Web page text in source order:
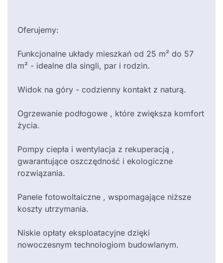
Oferujemy:
Funkcjonalne układy mieszkań od 25 m² do 57
m² - idealne dla singli, par i rodzin.
Widok na góry - codzienny kontakt z naturą.
Ogrzewanie podłogowe , które zwiększa komfort
życia.
Pompy ciepła i wentylacja z rekuperacją ,
gwarantujące oszczędność i ekologiczne
rozwiązania.
Panele fotowoltaiczne , wspomagające niższe
koszty utrzymania.
Niskie opłaty eksploatacyjne dzięki
nowoczesnym technologiom budowlanym.